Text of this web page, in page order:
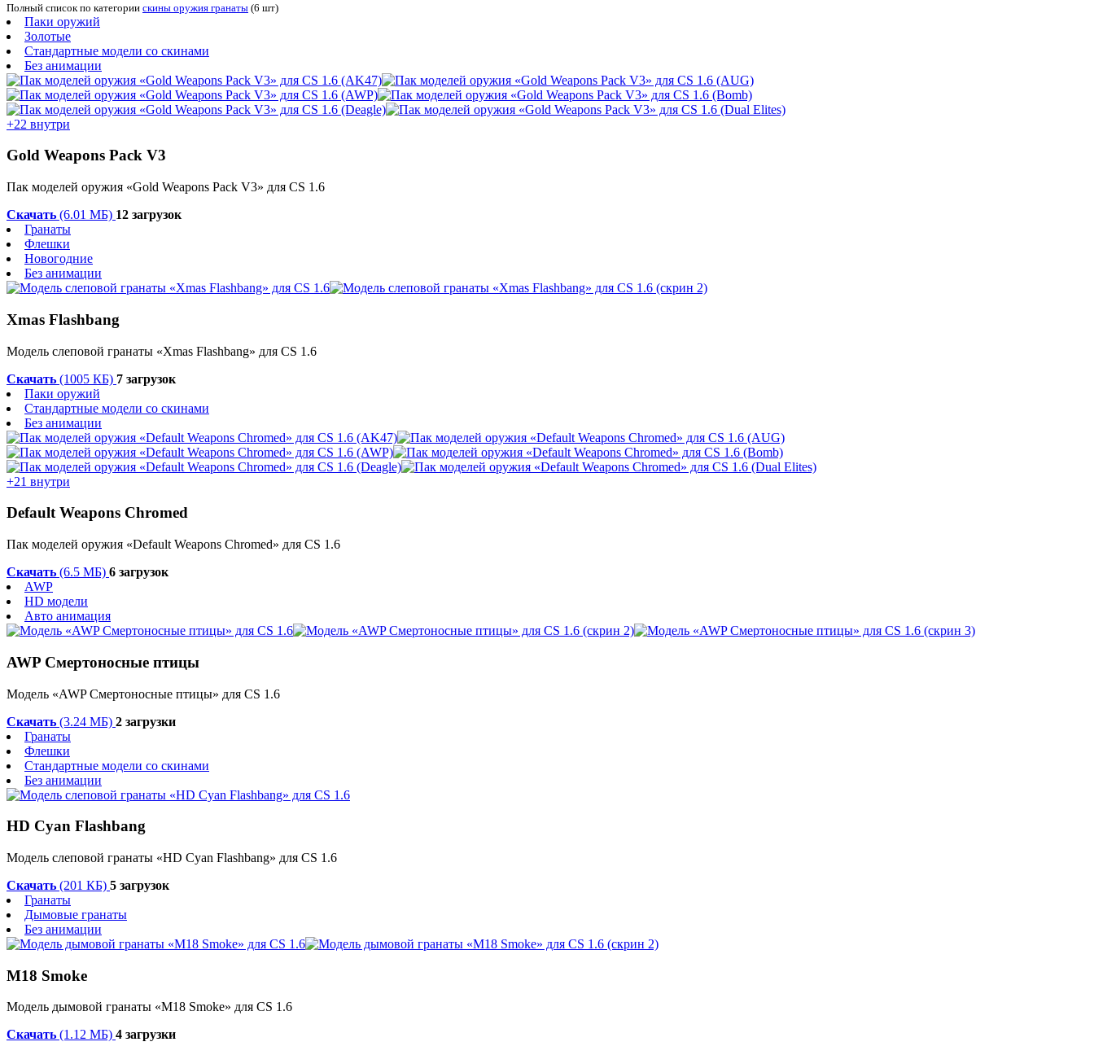
Полный список по категории скины оружия гранаты (6 шт)
Паки оружий
Золотые
Стандартные модели со скинами
Без анимации
+22 внутри
Gold Weapons Pack V3
Пак моделей оружия «Gold Weapons Pack V3» для CS 1.6
Скачать (6.01 МБ) 12 загрузок
Гранаты
Флешки
Новогодние
Без анимации
Xmas Flashbang
Модель слеповой гранаты «Xmas Flashbang» для CS 1.6
Скачать (1005 КБ) 7 загрузок
Паки оружий
Стандартные модели со скинами
Без анимации
+21 внутри
Default Weapons Chromed
Пак моделей оружия «Default Weapons Chromed» для CS 1.6
Скачать (6.5 МБ) 6 загрузок
AWP
HD модели
Авто анимация
AWP Смертоносные птицы
Модель «AWP Смертоносные птицы» для CS 1.6
Скачать (3.24 МБ) 2 загрузки
Гранаты
Флешки
Стандартные модели со скинами
Без анимации
HD Cyan Flashbang
Модель слеповой гранаты «HD Cyan Flashbang» для CS 1.6
Скачать (201 КБ) 5 загрузок
Гранаты
Дымовые гранаты
Без анимации
M18 Smoke
Модель дымовой гранаты «M18 Smoke» для CS 1.6
Скачать (1.12 МБ) 4 загрузки